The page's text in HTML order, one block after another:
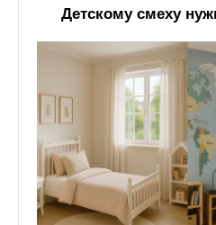
Детскому смеху